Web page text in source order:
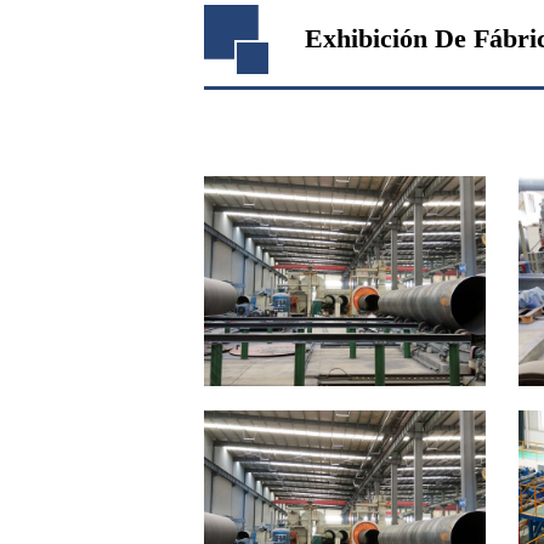
Exhibición De